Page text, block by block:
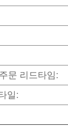
문 리드타임:
일: